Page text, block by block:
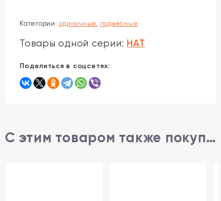
Категории:одиночные подвесные
Товары одной серии: HAT
Поделиться в соцсетях:
С этим товаром также покупают